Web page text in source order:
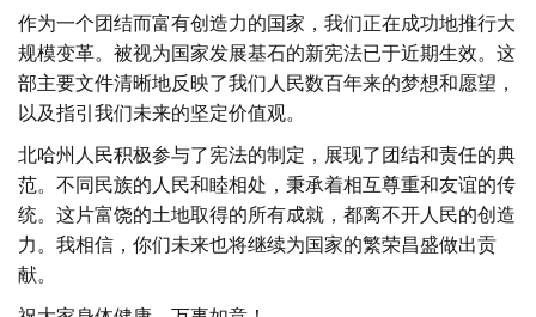
作为一个团结而富有创造力的国家，我们正在成功地推行大
规模变革。被视为国家发展基石的新宪法已于近期生效。这
部主要文件清晰地反映了我们人民数百年来的梦想和愿望，
以及指引我们未来的坚定价值观。
北哈州人民积极参与了宪法的制定，展现了团结和责任的典
范。不同民族的人民和睦相处，秉承着相互尊重和友谊的传
统。这片富饶的土地取得的所有成就，都离不开人民的创造
力。我相信，你们未来也将继续为国家的繁荣昌盛做出贡
献。